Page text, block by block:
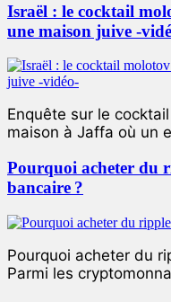
Israël : le cocktail
une maison juive -
Enquête sur le
maison à Jaffa où un
Pourquoi acheter du
bancaire ?
Pourquoi acheter du
Parmi les